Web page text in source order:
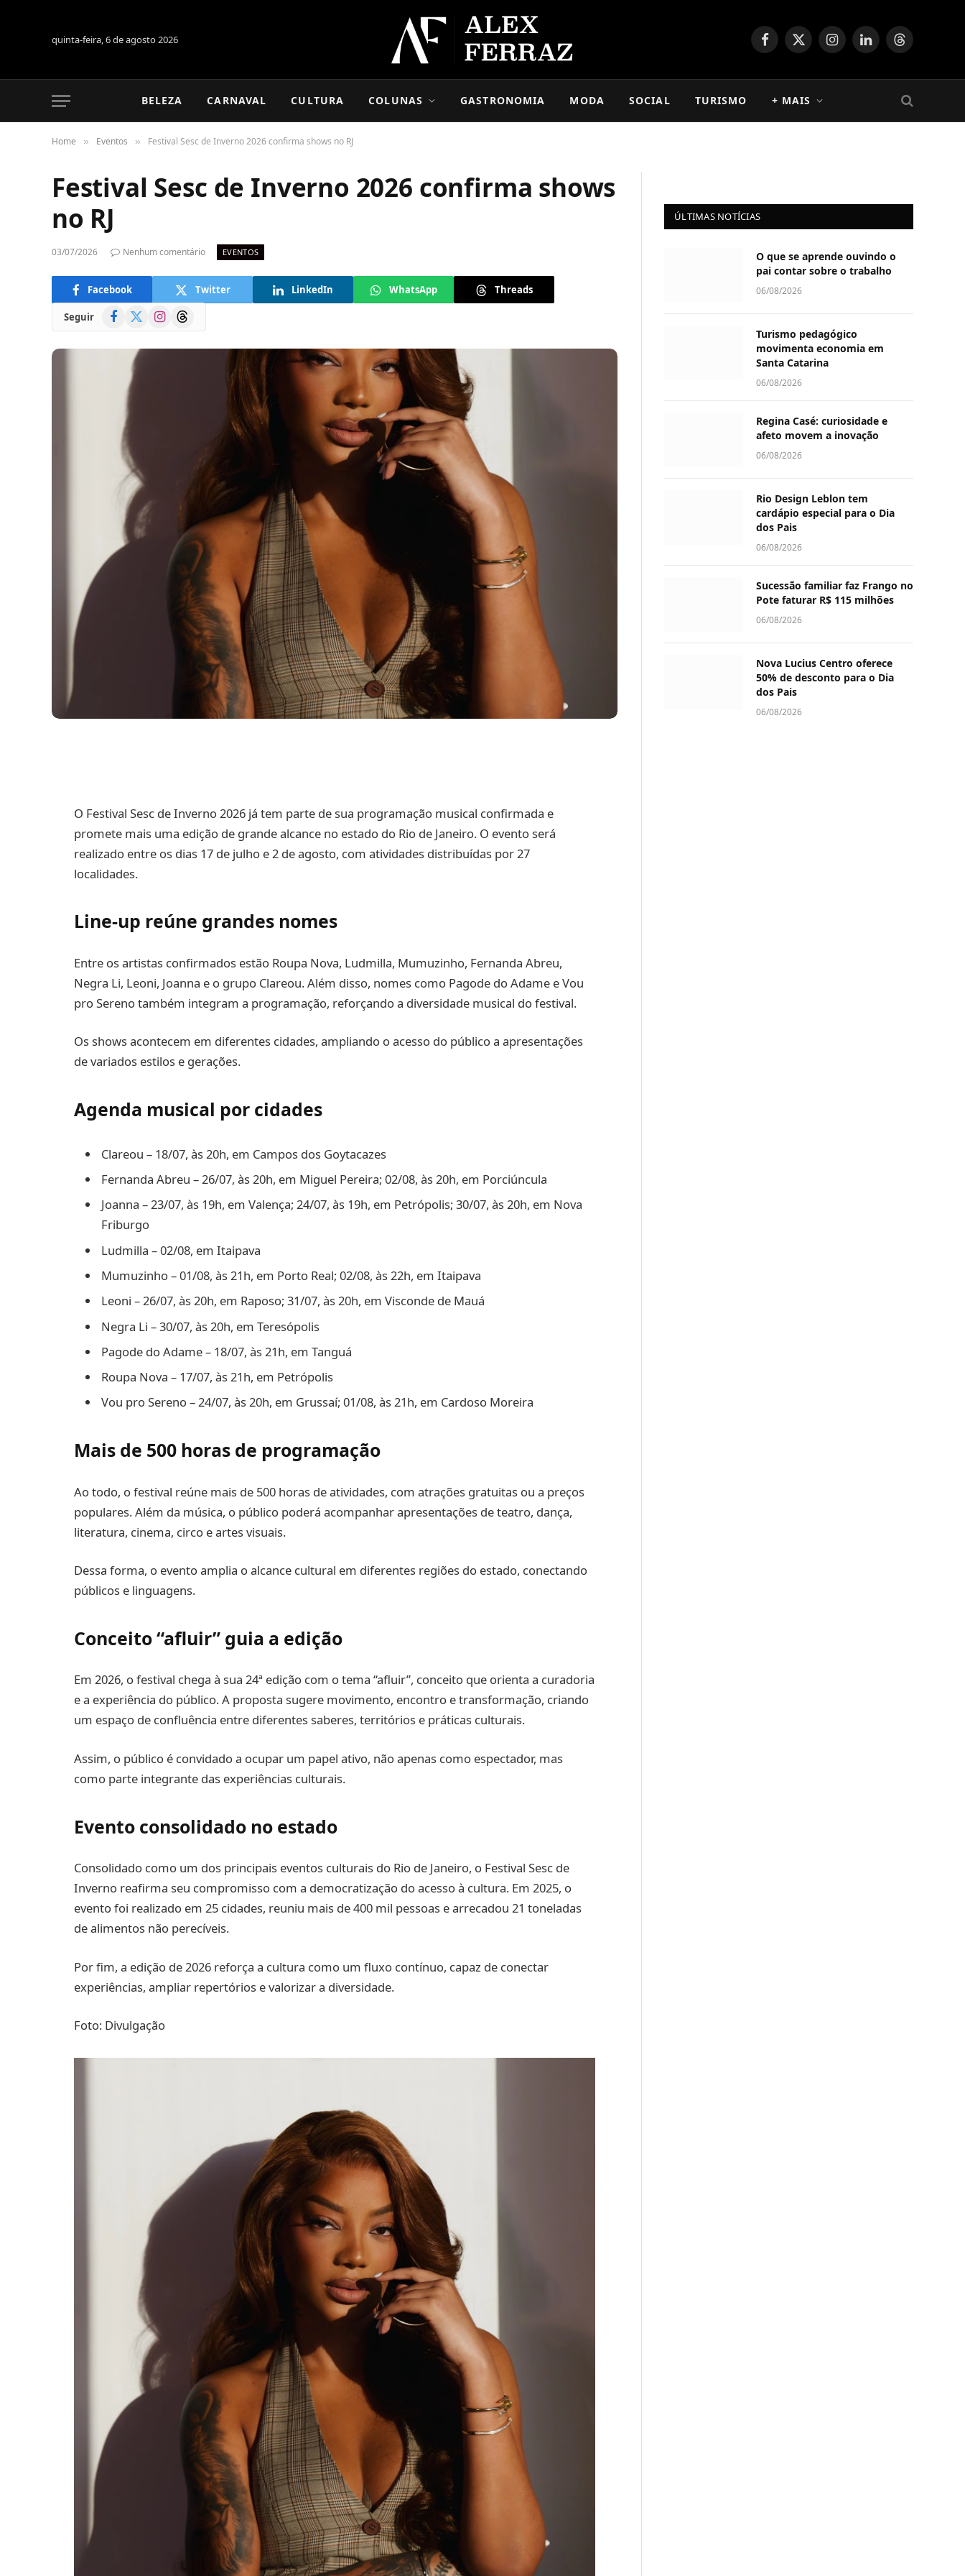
quinta-feira, 6 de agosto 2026 Facebook
X
InstagramLinkedInThreads
BELEZA CARNAVAL CULTURA COLUNAS GASTRONOMIA MODA SOCIAL TURISMO + MAIS
Home » Eventos » Festival Sesc de Inverno 2026 confirma shows no RJ
Festival Sesc de Inverno 2026 confirma shows
no RJ
03/07/2026 Nenhum comentário EVENTOS
Facebook Twitter LinkedIn WhatsApp Threads
Seguir Facebook
(Twitter)
InstagramThreads
O Festival Sesc de Inverno 2026 já tem parte de sua programação musical confirmada e
promete mais uma edição de grande alcance no estado do Rio de Janeiro. O evento será
realizado entre os dias 17 de julho e 2 de agosto, com atividades distribuídas por 27
localidades.
Line-up reúne grandes nomes
Entre os artistas confirmados estão Roupa Nova, Ludmilla, Mumuzinho, Fernanda Abreu,
Negra Li, Leoni, Joanna e o grupo Clareou. Além disso, nomes como Pagode do Adame e Vou
pro Sereno também integram a programação, reforçando a diversidade musical do festival.
Os shows acontecem em diferentes cidades, ampliando o acesso do público a apresentações
de variados estilos e gerações.
Agenda musical por cidades
Clareou – 18/07, às 20h, em Campos dos Goytacazes
Fernanda Abreu – 26/07, às 20h, em Miguel Pereira; 02/08, às 20h, em Porciúncula
Joanna – 23/07, às 19h, em Valença; 24/07, às 19h, em Petrópolis; 30/07, às 20h, em Nova
Friburgo
Ludmilla – 02/08, em Itaipava
Mumuzinho – 01/08, às 21h, em Porto Real; 02/08, às 22h, em Itaipava
Leoni – 26/07, às 20h, em Raposo; 31/07, às 20h, em Visconde de Mauá
Negra Li – 30/07, às 20h, em Teresópolis
Pagode do Adame – 18/07, às 21h, em Tanguá
Roupa Nova – 17/07, às 21h, em Petrópolis
Vou pro Sereno – 24/07, às 20h, em Grussaí; 01/08, às 21h, em Cardoso Moreira
Mais de 500 horas de programação
Ao todo, o festival reúne mais de 500 horas de atividades, com atrações gratuitas ou a preços
populares. Além da música, o público poderá acompanhar apresentações de teatro, dança,
literatura, cinema, circo e artes visuais.
Dessa forma, o evento amplia o alcance cultural em diferentes regiões do estado, conectando
públicos e linguagens.
Conceito “afluir” guia a edição
Em 2026, o festival chega à sua 24ª edição com o tema “afluir”, conceito que orienta a curadoria
e a experiência do público. A proposta sugere movimento, encontro e transformação, criando
um espaço de confluência entre diferentes saberes, territórios e práticas culturais.
Assim, o público é convidado a ocupar um papel ativo, não apenas como espectador, mas
como parte integrante das experiências culturais.
Evento consolidado no estado
Consolidado como um dos principais eventos culturais do Rio de Janeiro, o Festival Sesc de
Inverno reafirma seu compromisso com a democratização do acesso à cultura. Em 2025, o
evento foi realizado em 25 cidades, reuniu mais de 400 mil pessoas e arrecadou 21 toneladas
de alimentos não perecíveis.
Por fim, a edição de 2026 reforça a cultura como um fluxo contínuo, capaz de conectar
experiências, ampliar repertórios e valorizar a diversidade.
Foto: Divulgação
ÚLTIMAS NOTÍCIAS
O que se aprende ouvindo o
pai contar sobre o trabalho
06/08/2026
Turismo pedagógico
movimenta economia em
Santa Catarina
06/08/2026
Regina Casé: curiosidade e
afeto movem a inovação
06/08/2026
Rio Design Leblon tem
cardápio especial para o Dia
dos Pais
06/08/2026
Sucessão familiar faz Frango no
Pote faturar R$ 115 milhões
06/08/2026
Nova Lucius Centro oferece
50% de desconto para o Dia
dos Pais
06/08/2026